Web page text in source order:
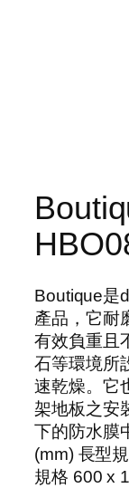
Boutique是
產品，它耐
有效負重且
石等環境所
速乾燥。它
架地板之安
下的防水膜
(mm) 長型
規格 600 x